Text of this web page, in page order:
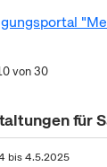
von 30
für
bis4.5.2025